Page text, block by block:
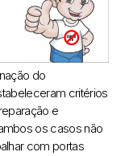
do
critérios
e
os casos não
com portas